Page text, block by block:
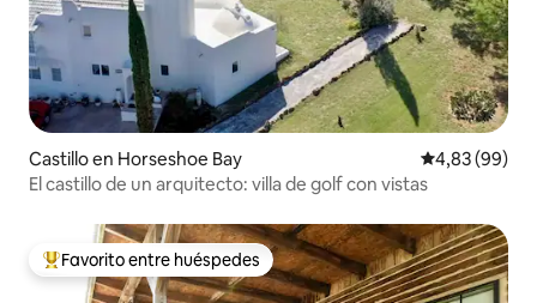
Castillo en Horseshoe Bay Calificación
4,83 (99)
El castillo de un arquitecto: villa de golf con vistas
Favorito entre los huéspedes más destacados
Favorito entre huéspedes